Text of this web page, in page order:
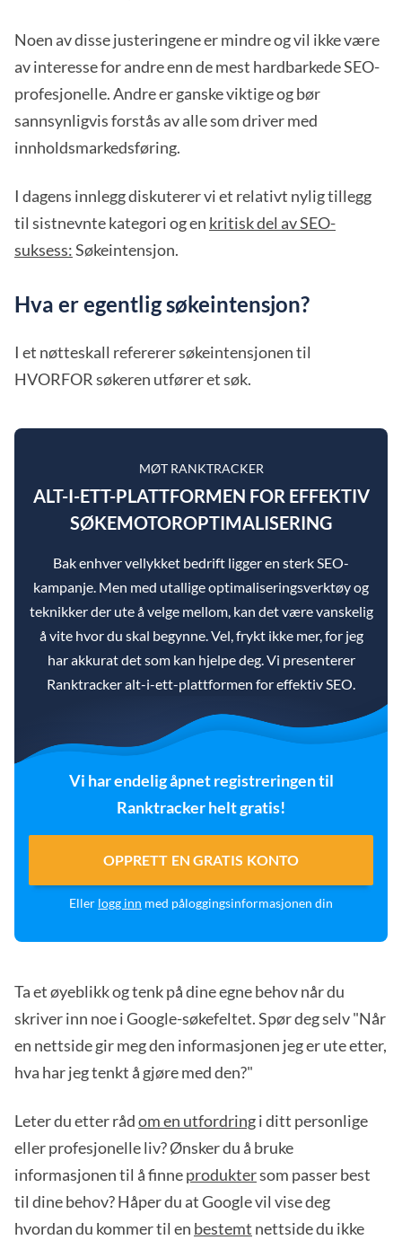
Noen av disse justeringene er mindre og vil ikke være
av interesse for andre enn de mest hardbarkede SEO-
profesjonelle. Andre er ganske viktige og bør
sannsynligvis forstås av alle som driver med
innholdsmarkedsføring.
I dagens innlegg diskuterer vi et relativt nylig tillegg
til sistnevnte kategori og en kritisk del av SEO-
suksess:Søkeintensjon.
Hva er egentlig søkeintensjon?
I et nøtteskall refererer søkeintensjonen til
HVORFOR søkeren utfører et søk.
MØT RANKTRACKER
ALT-I-ETT-PLATTFORMEN FOR EFFEKTIV
SØKEMOTOROPTIMALISERING
Bak enhver vellykket bedrift ligger en sterk SEO-
kampanje. Men med utallige optimaliseringsverktøy og
teknikker der ute å velge mellom, kan det være vanskelig
å vite hvor du skal begynne. Vel, frykt ikke mer, for jeg
har akkurat det som kan hjelpe deg. Vi presenterer
Ranktracker alt-i-ett-plattformen for effektiv SEO.
Vi har endelig åpnet registreringen til
Ranktracker helt gratis!
OPPRETT EN GRATIS KONTO
Eller logg inn med påloggingsinformasjonen din
Ta et øyeblikk og tenk på dine egne behov når du
skriver inn noe i Google-søkefeltet. Spør deg selv "Når
en nettside gir meg den informasjonen jeg er ute etter,
hva har jeg tenkt å gjøre med den?"
Leter du etter rådom en utfordringi ditt personlige
eller profesjonelle liv? Ønsker du å bruke
informasjonen til å finneproduktersom passer best
til dine behov? Håper du at Google vil vise deg
hvordan du kommer til en bestemt nettside du ikke